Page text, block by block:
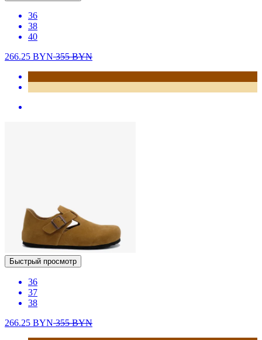
36
38
40
266.25 BYN355BYN
Быстрый просмотр
36
37
38
266.25 BYN355BYN